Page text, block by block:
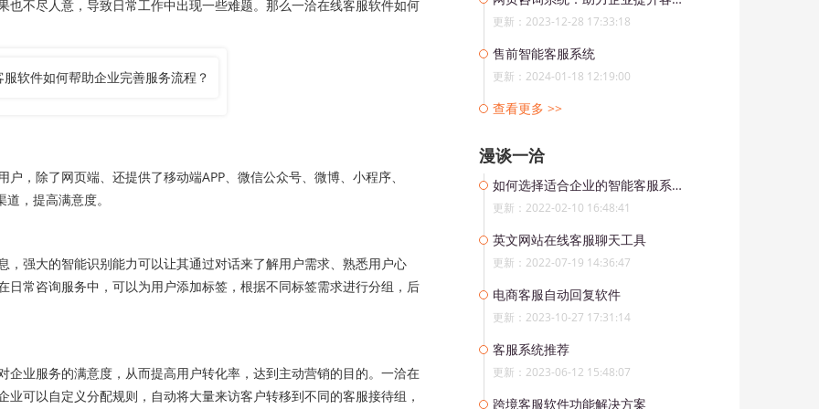
也不尽人意，导致日常工作中出现一些难题。那么一洽在线客服软件如何
除了网页端、还提供了移动端APP、微信公众号、微博、小程序、
，提高满意度。
大的智能识别能力可以让其通过对话来了解用户需求、熟悉用户心
日常咨询服务中，可以为用户添加标签，根据不同标签需求进行分组，后
服务的满意度，从而提高用户转化率，达到主动营销的目的。一洽在
可以自定义分配规则，自动将大量来访客户转移到不同的客服接待组，
更新：2023-12-28 17:33:18
售前智能客服系统
更新：2024-01-18 12:19:00
查看更多 >>
漫谈一洽
如何选择适合企业的智能客服系统？
更新：2022-02-10 16:48:41
英文网站在线客服聊天工具
更新：2022-07-19 14:36:47
电商客服自动回复软件
更新：2023-10-27 17:31:14
客服系统推荐
更新：2023-06-12 15:48:07
跨境客服软件功能解决方案